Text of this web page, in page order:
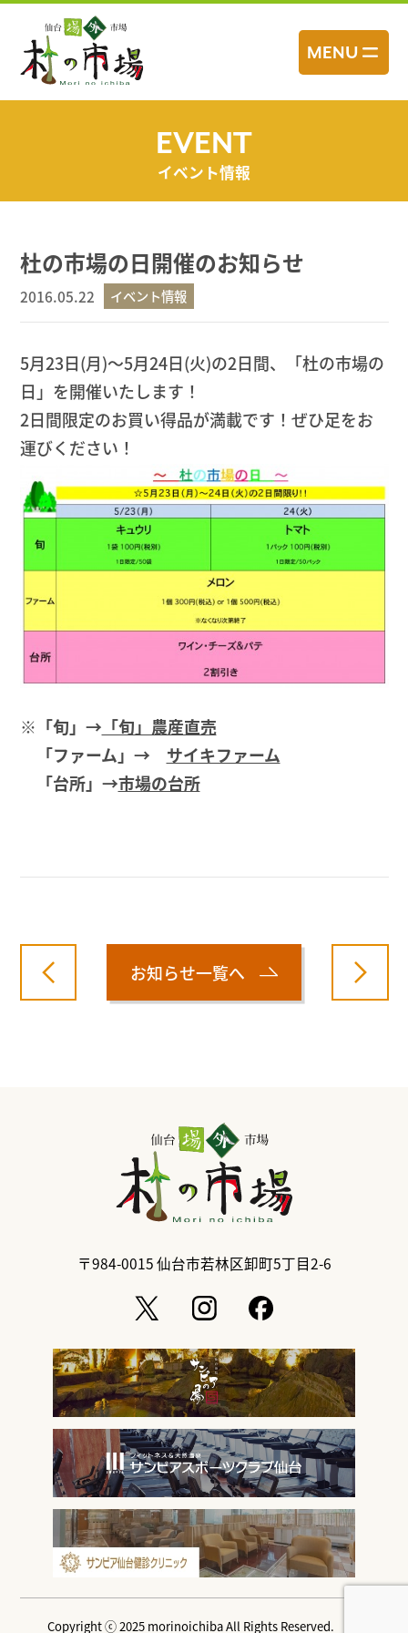
ッ
MENU
EVENT
イベント情報
杜の市場の日開催のお知らせ
2016.05.22 イベント情報
5月23日(月)～5月24日(火)の2日間、「杜の市場の
日」を開催いたします！
2日間限定のお買い得品が満載です！ぜひ足をお
運びください！
※「旬」→ 「旬」農産直売
「ファーム」→ サイキファーム
「台所」→市場の台所
お知らせ一覧へ
〒984-0015仙台市若林区卸町5丁目2-6
Copyright ⓒ 2025 morinoichiba All Rights Reserved.